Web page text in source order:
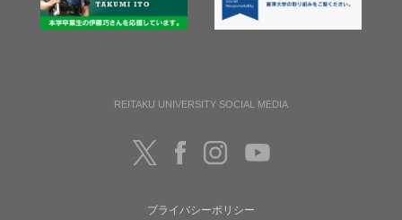
REITAKU UNIVERSITY SOCIAL MEDIA
プライバシーポリシー